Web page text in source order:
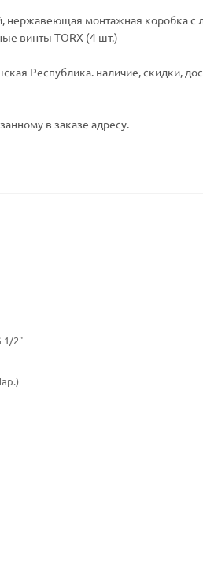
нержавеющая монтажная коробка с
винты TORX (4 шт.)
Республика. наличие, скидки,
в заказе адресу.
1/2"